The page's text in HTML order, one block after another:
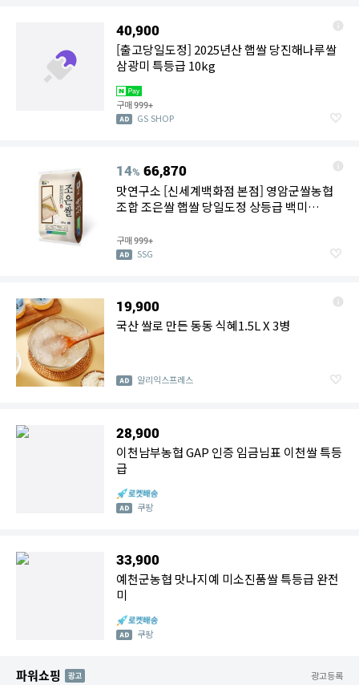
40,900
[출고당일도정] 2025년산 햅쌀 당진해나루쌀
삼광미 특등급 10kg
구매999+
GS SHOP
14% 66,870
맛연구소 [신세계백화점 본점] 영암군쌀농협
조합 조은쌀 햅쌀 당일도정 상등급 백미
구매999+
SSG
19,900
국산 쌀로 만든 동동 식혜1.5L X 3병
알리익스프레스
28,900
이천남부농협 GAP 인증 임금님표 이천쌀 특등
급
쿠팡
33,900
예천군농협 맛나지예 미소진품쌀 특등급 완전
미
쿠팡
파워쇼핑 AD 광고등록